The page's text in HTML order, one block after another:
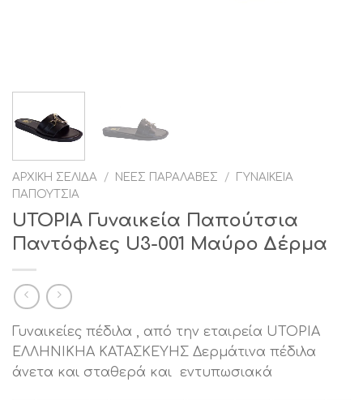
ΑΡΧΙΚΉ ΣΕΛΊΔΑ / ΝΈΕΣ ΠΑΡΑΛΑΒΈΣ /
ΓΥΝΑΙΚΕΊΑ
ΠΑΠΟΎΤΣΙΑ
UTOPIA Γυναικεία Παπούτσια
Παντόφλες U3-001 Μαύρο Δέρμα
Γυναικείες πέδιλα , από την εταιρεία UTOPIA
ΕΛΛΗΝΙΚΗΑ ΚΑΤΑΣΚΕΥΗΣ Δερμάτινα πέδιλα
άνετα και σταθερά και εντυπωσιακά